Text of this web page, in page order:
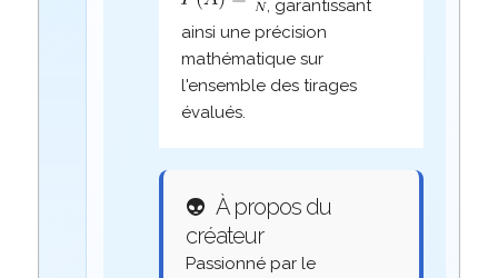
, garantissant
ainsi une précision
mathématique sur
l'ensemble des tirages
évalués.
👽 À propos du
créateur
Passionné par le